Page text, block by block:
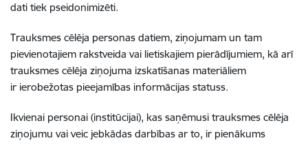
dati tiek pseidonimizēti.
Trauksmes cēlēja personas datiem, ziņojumam un tam
pievienotajiem rakstveida vai lietiskajiem pierādījumiem, kā arī
trauksmes cēlēja ziņojuma izskatīšanas materiāliem
ir ierobežotas pieejamības informācijas statuss.
Ikvienai personai (institūcijai), kas saņēmusi trauksmes cēlēja
ziņojumu vai veic jebkādas darbības ar to, ir pienākums